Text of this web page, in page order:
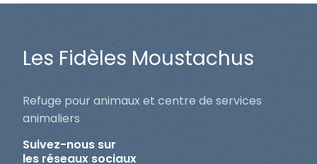
Les Fidèles Moustachus
Refuge pour animaux et centre de services
animaliers
Suivez-nous sur
les réseaux sociaux